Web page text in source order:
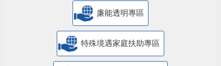
廉能透明專區
特殊境遇家庭扶助專區